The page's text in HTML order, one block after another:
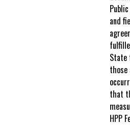
and
State
that
HPP